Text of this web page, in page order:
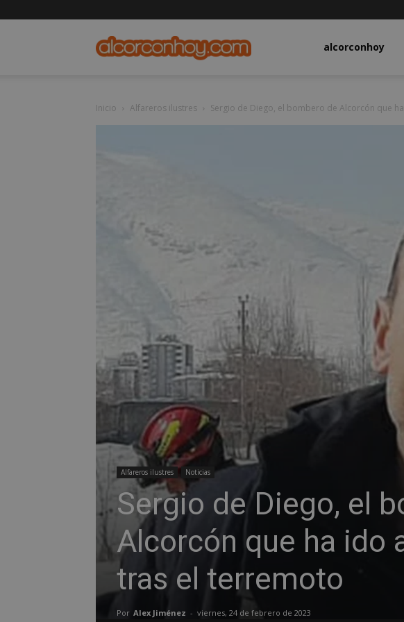
alcorconhoy.comalcorconhoy
Inicio Alfareros ilustres Sergio de Diego, el bombero de Alcorcón que ha
Alfareros ilustres Noticias
Sergio de Diego, el
Alcorcón que ha ido
tras el terremoto
Por Alex Jiménez - viernes, 24 de febrero de 2023